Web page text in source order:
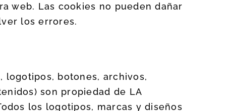
web. Las cookies no pueden dañar
los errores.
logotipos, botones, archivos,
son propiedad de LA
los logotipos, marcas y diseños